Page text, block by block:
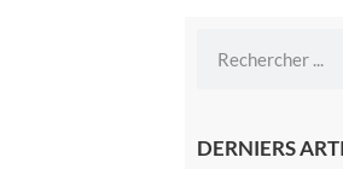
DERNIERS